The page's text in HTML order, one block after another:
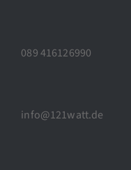
089 416126990
info@121watt.de